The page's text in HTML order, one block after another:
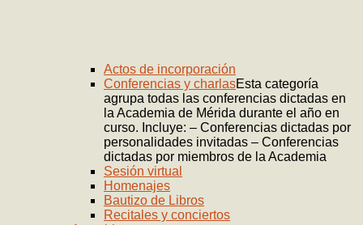
Actos de incorporación
Conferencias y charlasEsta categoría
agrupa todas las conferencias dictadas en
la Academia de Mérida durante el año en
curso. Incluye: – Conferencias dictadas por
personalidades invitadas – Conferencias
dictadas por miembros de la Academia
Sesión virtual
Homenajes
Bautizo de Libros
Recitales y conciertos